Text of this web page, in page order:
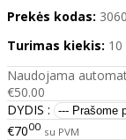
Prekės kodas:
Turimas kiekis: 10
Naudojama
€50.00
DYDIS :
€7000 su PVM